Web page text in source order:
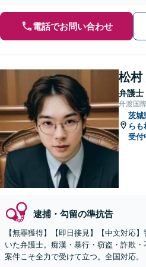
電話でお問い合わせ
松村
弁護士
舟渡国
茨城
らも
受付
逮捕・勾留の準抗告
【無罪獲得】【即日接見】【中文対応
いた弁護士。痴漢・暴行・窃盗・詐欺
案件こそ全力で受けて立つ。全国対応。